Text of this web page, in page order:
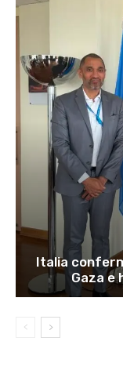
Italia
Gaza e